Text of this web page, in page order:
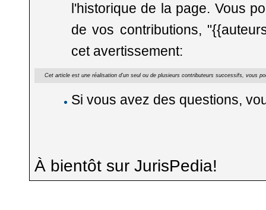
l'historique de la page. Vous
de vos contributions,
cet avertissement:
Cet article est une réalisation d'un seul ou de plusieurs contributeurs successifs, vous
Si vous avez des questions,
À bientôt sur JurisPedia!